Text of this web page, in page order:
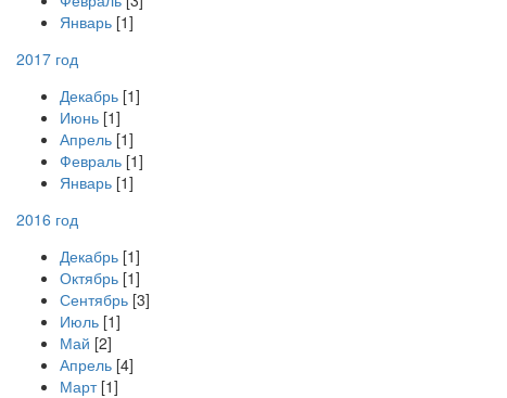
Январь [1]
2017 год
Декабрь [1]
Июнь [1]
Апрель [1]
Февраль [1]
Январь [1]
2016 год
Декабрь [1]
Октябрь [1]
Сентябрь [3]
Июль [1]
Май [2]
Апрель [4]
Март[1]